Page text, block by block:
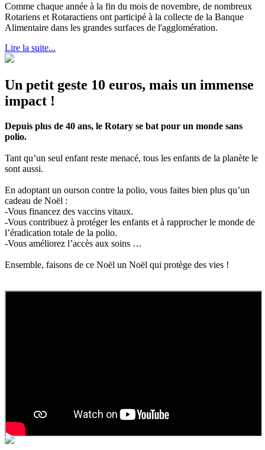
Comme chaque année à la fin du mois de novembre, de nombreux
Rotariens et Rotaractiens ont participé à la collecte de la Banque
Alimentaire dans les grandes surfaces de l'agglomération.
Lire la suite...
Un petit geste 10 euros, mais un immense
impact !
Depuis plus de 40 ans, le Rotary se bat pour un monde sans
polio.
Tant qu’un seul enfant reste menacé, tous les enfants de la planète le
sont aussi.
En adoptant un ourson contre la polio, vous faites bien plus qu’un
cadeau de Noël :
-Vous financez des vaccins vitaux.
-Vous contribuez à protéger les enfants et à rapprocher le monde de
l’éradication totale de la polio.
-Vous améliorez l’accès aux soins …
Ensemble, faisons de ce Noël un Noël qui protège des vies !